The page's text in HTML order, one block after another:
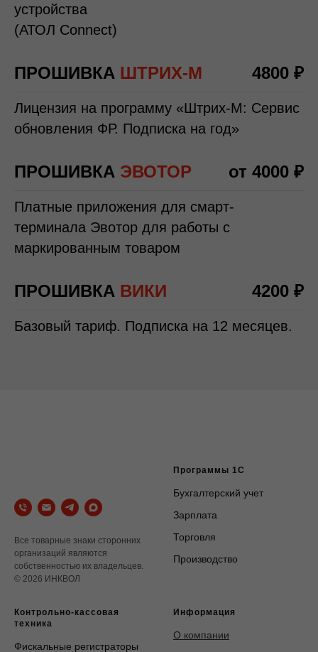
устройства
(АТОЛ Connect)
ПРОШИВКА ШТРИХ-М 4800 ₽
Лицензия на программу «Штрих-М: Сервис
обновления ФР. Подписка на год»
ПРОШИВКА ЭВОТОР от 4000 ₽
Платные приложения для смарт-
терминала Эвотор для работы с
маркированным товаром
ПРОШИВКА ВИКИ 4200 ₽
Базовый тариф. Подписка на 12 месяцев.
Все товарные знаки сторонних
организаций являются
собственностью их владельцев.
© 2026 ИНКВОЛ
Программы 1С
Бухгалтерский учет
Зарплата
Торговля
Производство
Контрольно-кассовая
техника
Фискальные регистраторы
Информация
О компании